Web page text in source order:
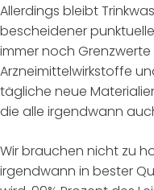
Allerdings bleibt
bescheidener
immer noch Grenzwerte
Arzneimittelwirkstoffe
tägliche neue
die alle irgendwann
Wir brauchen nicht zu
irgendwann in bester